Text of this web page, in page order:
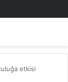
etkisi